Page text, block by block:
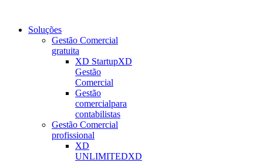
Soluções
Gestão Comercial
gratuita
XD StartupXD
Gestão
Comercial
Gestão
comercialpara
contabilistas
Gestão Comercial
profissional
XD
UNLIMITEDXD